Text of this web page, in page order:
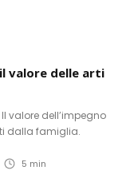
valore delle arti
valore dell’impegno
dalla famiglia.
5 min